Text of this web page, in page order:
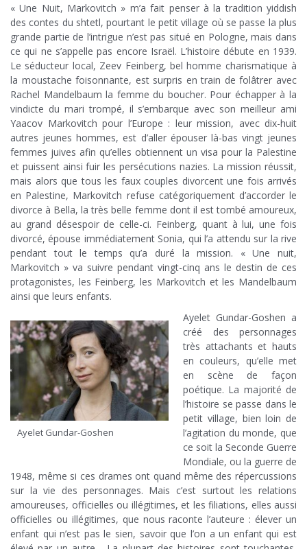
« Une Nuit, Markovitch » m’a fait penser à la tradition yiddish
des contes du shtetl, pourtant le petit village où se passe la plus
grande partie de l’intrigue n’est pas situé en Pologne, mais dans
ce qui ne s’appelle pas encore Israël. L’histoire débute en 1939.
Le séducteur local, Zeev Feinberg, bel homme charismatique à
la moustache foisonnante, est surpris en train de folâtrer avec
Rachel Mandelbaum la femme du boucher. Pour échapper à la
vindicte du mari trompé, il s’embarque avec son meilleur ami
Yaacov Markovitch pour l’Europe : leur mission, avec dix-huit
autres jeunes hommes, est d’aller épouser là-bas vingt jeunes
femmes juives afin qu’elles obtiennent un visa pour la Palestine
et puissent ainsi fuir les persécutions nazies. La mission réussit,
mais alors que tous les faux couples divorcent une fois arrivés
en Palestine, Markovitch refuse catégoriquement d’accorder le
divorce à Bella, la très belle femme dont il est tombé amoureux,
au grand désespoir de celle-ci. Feinberg, quant à lui, une fois
divorcé, épouse immédiatement Sonia, qui l’a attendu sur la rive
pendant tout le temps qu’a duré la mission. « Une nuit,
Markovitch » va suivre pendant vingt-cinq ans le destin de ces
protagonistes, les Feinberg, les Markovitch et les Mandelbaum
ainsi que leurs enfants.
Ayelet Gundar-Goshen
Ayelet Gundar-Goshen a
créé des personnages
très attachants et hauts
en couleurs, qu’elle met
en scène de façon
poétique. La majorité de
l’histoire se passe dans le
petit village, bien loin de
l’agitation du monde, que
ce soit la Seconde Guerre
Mondiale, ou la guerre de
1948, même si ces drames ont quand même des répercussions
sur la vie des personnages. Mais c’est surtout les relations
amoureuses, officielles ou illégitimes, et les filiations, elles aussi
officielles ou illégitimes, que nous raconte l’auteure : élever un
enfant qui n’est pas le sien, savoir que l’on a un enfant qui est